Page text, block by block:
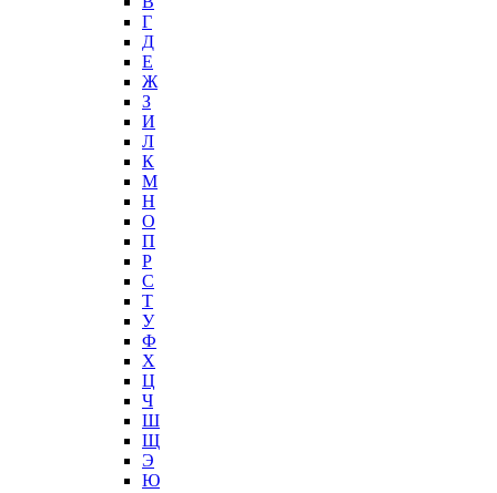
Г
Д
Е
Ж
З
И
Л
К
М
Н
О
П
Р
С
Т
У
Ф
Х
Ц
Ч
Ш
Щ
Э
Ю